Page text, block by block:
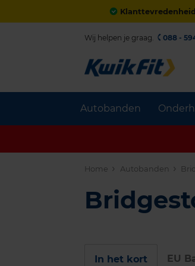
Autobanden
Wij helpen je graag. 088 -
Home Autobanden
In het kort EU